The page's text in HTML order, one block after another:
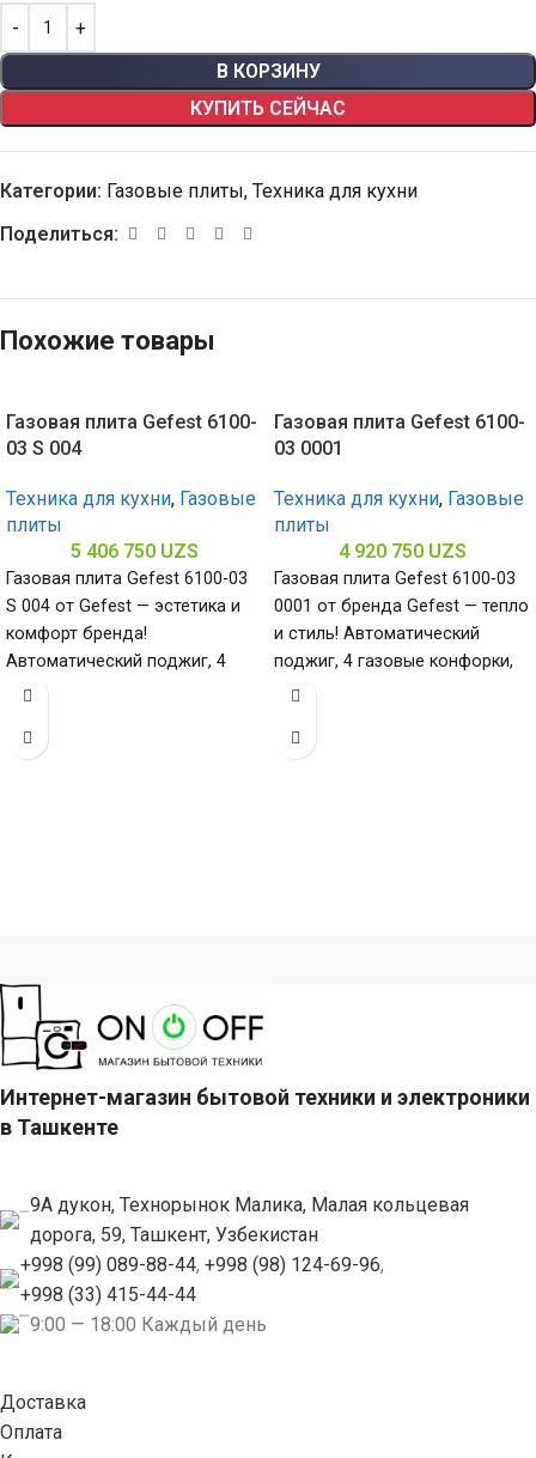
В КОРЗИНУ
КУПИТЬ СЕЙЧАС
Категории: Газовые плиты, Техника для кухни
Поделиться:
Похожие товары
Газовая плита Gefest 6100-
03 S 004
Техника для кухни, Газовые
плиты
5 406 750 UZS
Газовая плита Gefest 6100-03
S 004 от Gefest — эстетика и
комфорт бренда!
Автоматический поджиг, 4
газовые конфорки,
Газовая плита Gefest 6100-
03 0001
Техника для кухни, Газовые
плиты
4 920 750 UZS
Газовая плита Gefest 6100-03
0001 от бренда Gefest — тепло
и стиль! Автоматический
поджиг, 4 газовые конфорки,
эмалированная поверхность.
Интернет-магазин бытовой техники и электроники
в Ташкенте
9А дукон, Технорынок Малика, Малая кольцевая
дорога, 59, Ташкент, Узбекистан
+998 (99) 089-88-44, +998 (98) 124-69-96,
+998 (33) 415-44-44
9:00 — 18:00 Каждый день
Доставка
Оплата